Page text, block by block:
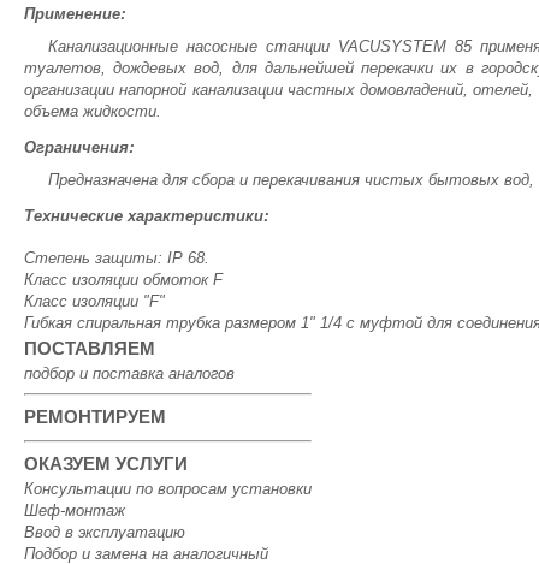
Применение:
Канализационные насосные станции VACUSYSTEM 85
туалетов, дождевых вод, для дальнейшей перекачки их в
организации напорной канализации частных домовладений,
объема жидкости.
Ограничения:
Предназначена для сбора и перекачивания чистых бытовых
Технические характеристики:
Степень защиты: IP 68.
Класс изоляции обмоток F
Класс изоляции "F"
Гибкая спиральная трубка размером 1" 1/4 с муфтой для
ПОСТАВЛЯЕМ
подбор и поставка аналогов
РЕМОНТИРУЕМ
ОКАЗУЕМ УСЛУГИ
Консультации по вопросам установки
Шеф-монтаж
Ввод в эксплуатацию
Подбор и замена на аналогичный